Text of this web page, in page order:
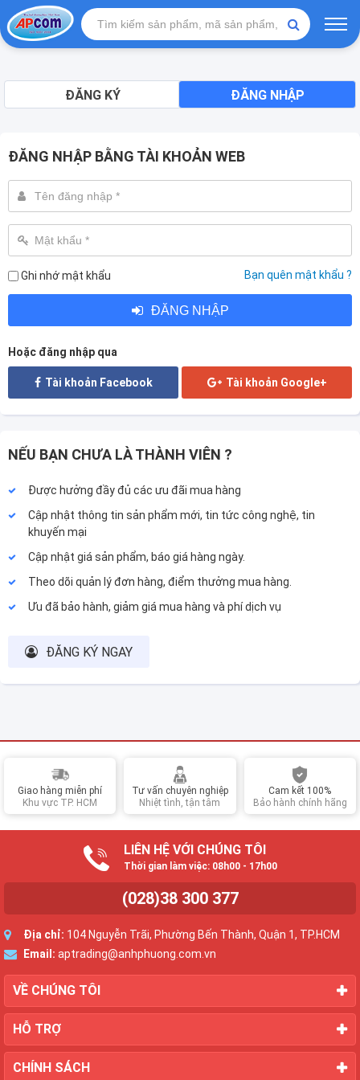
ĐĂNG KÝ ĐĂNG NHẬP
ĐĂNG NHẬP BẰNG TÀI KHOẢN WEB
Ghi nhớ mật khẩu Bạn quên mật khẩu ?
ĐĂNG NHẬP
Hoặc đăng nhập qua
Tài khoản Facebook Tài khoản Google+
NẾU BẠN CHƯA LÀ THÀNH VIÊN ?
Được hưởng đầy đủ các ưu đãi mua hàng
Cập nhật thông tin sản phẩm mới, tin tức công nghệ, tin
khuyến mại
Cập nhật giá sản phẩm, báo giá hàng ngày.
Theo dõi quản lý đơn hàng, điểm thưởng mua hàng.
Ưu đã bảo hành, giảm giá mua hàng và phí dịch vụ
ĐĂNG KÝ NGAY
Giao hàng miễn phí
Khu vực TP. HCM
Tư vấn chuyên nghiệp
Nhiệt tình, tận tâm
Cam kết 100%
Bảo hành chính hãng
LIÊN HỆ VỚI CHÚNG TÔI
Thời gian làm việc: 08h00 - 17h00
(028)38 300 377
Địa chỉ: 104 Nguyễn Trãi, Phường Bến Thành, Quận 1, TP.HCM
Email: aptrading@anhphuong.com.vn
VỀ CHÚNG TÔI
HỖ TRỢ
CHÍNH SÁCH